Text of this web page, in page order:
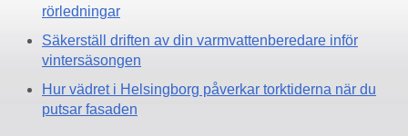
rörledningar
Säkerställ driften av din varmvattenberedare inför
vintersäsongen
Hur vädret i Helsingborg påverkar torktiderna när du
putsar fasaden